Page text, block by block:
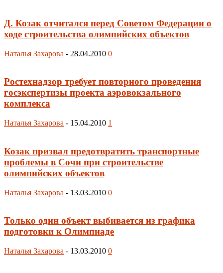
Д. Козак отчитался перед Советом Федерации о
ходе строительства олимпийских объектов
Наталья Захарова - 28.04.2010 0
Ростехнадзор требует повторного проведения
госэкспертизы проекта аэровокзального
комплекса
Наталья Захарова - 15.04.2010 1
Козак призвал предотвратить транспортные
проблемы в Сочи при строительстве
олимпийских объектов
Наталья Захарова - 13.03.2010 0
Только один объект выбивается из графика
подготовки к Олимпиаде
Наталья Захарова - 13.03.2010 0